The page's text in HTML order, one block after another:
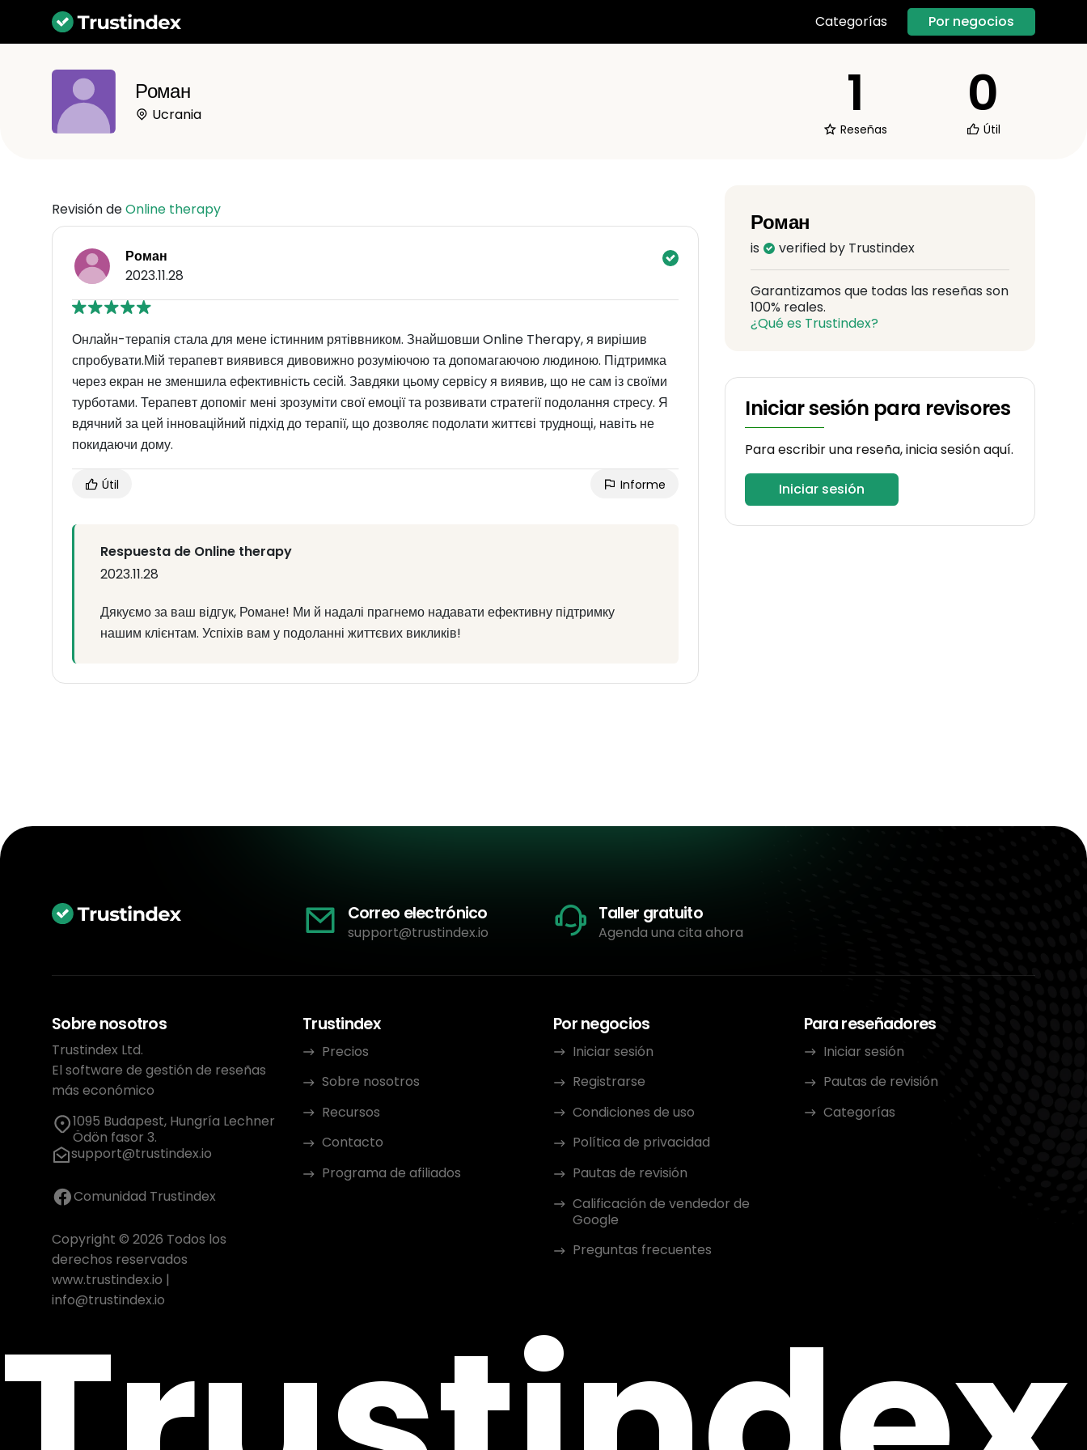
Categorías Por negocios
Роман
Ucrania 1
Reseñas
0
Útil
Revisión deOnline therapy
Роман
2023.11.28
Онлайн-терапія стала для мене істинним рятіввником. Знайшовши Online Therapy, я вирішив
спробувати.Мій терапевт виявився дивовижно розуміючою та допомагаючою людиною. Підтримка
через екран не зменшила ефективність сесій. Завдяки цьому сервісу я виявив, що не сам із своїми
турботами. Терапевт допоміг мені зрозуміти свої емоції та розвивати стратегії подолання стресу. Я
вдячний за цей інноваційний підхід до терапії, що дозволяє подолати життєві труднощі, навіть не
покидаючи дому.
Útil Informe
Respuesta de Online therapy
2023.11.28
Дякуємо за ваш відгук, Романе! Ми й надалі прагнемо надавати ефективну підтримку
нашим клієнтам. Успіхів вам у подоланні життєвих викликів!
Роман
is verified by Trustindex
Garantizamos que todas las reseñas son
100% reales.
¿Qué es Trustindex?
Iniciar sesión para revisores
Para escribir una reseña, inicia sesión aquí.
Iniciar sesión
Correo electrónico
support@trustindex.io
Taller gratuito
Agenda una cita ahora
Sobre nosotros
Trustindex Ltd.
El software de gestión de reseñas
más económico
1095 Budapest, Hungría Lechner
Ödön fasor 3.
support@trustindex.io
Comunidad Trustindex
Copyright © 2026 Todos los
derechos reservados
www.trustindex.io |
info@trustindex.io
Trustindex
Precios
Sobre nosotros
Recursos
Contacto
Programa de afiliados
Por negocios
Iniciar sesión
Registrarse
Condiciones de uso
Política de privacidad
Pautas de revisión
Calificación de vendedor de
Google
Preguntas frecuentes
Para reseñadores
Iniciar sesión
Pautas de revisión
Categorías